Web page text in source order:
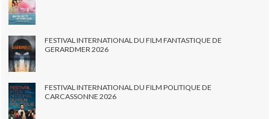
FESTIVAL INTERNATIONAL DU FILM FANTASTIQUE DE
GERARDMER 2026
FESTIVAL INTERNATIONAL DU FILM POLITIQUE DE
CARCASSONNE 2026